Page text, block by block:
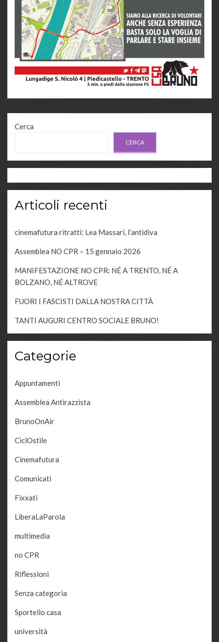
Cerca
CERCA
Articoli recenti
cinemafutura ritratti: Lea Massari, l’antidiva
Assemblea NO CPR – 15 gennaio 2026
MANIFESTAZIONE NO CPR: NÉ A TRENTO, NÉ A
BOLZANO, NÉ ALTROVE
FUORI I FASCISTI DALLA NOSTRA CITTÀ
TANTI AUGURI CENTRO SOCIALE BRUNO!
Categorie
Appuntamenti
Assemblea Antirazzista
BrunoOnAir
CiclOstile
Cinemafutura
Comunicati
Fixxati
LiberaLaParola
multimedia
no CPR
Riflessioni
Senza categoria
Sportello casa
università